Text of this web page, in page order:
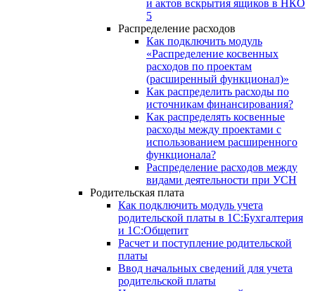
и актов вскрытия ящиков в НКО
5
Распределение расходов
Как подключить модуль
«Распределение косвенных
расходов по проектам
(расширенный функционал)»
Как распределить расходы по
источникам финансирования?
Как распределять косвенные
расходы между проектами с
использованием расширенного
функционала?
Распределение расходов между
видами деятельности при УСН
Родительская плата
Как подключить модуль учета
родительской платы в 1С:Бухгалтерия
и 1С:Общепит
Расчет и поступление родительской
платы
Ввод начальных сведений для учета
родительской платы